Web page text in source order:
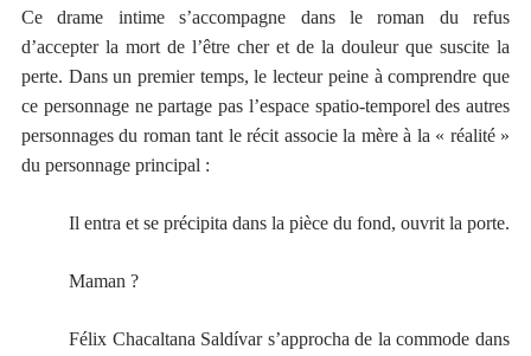
Ce drame intime s’accompagne dans le roman du refus
d’accepter la mort de l’être cher et de la douleur que suscite la
perte. Dans un premier temps, le lecteur peine à comprendre que
ce personnage ne partage pas l’espace spatio-temporel des autres
personnages du roman tant le récit associe la mère à la « réalité »
du personnage principal :
Il entra et se précipita dans la pièce du fond, ouvrit la porte.
Maman ?
Félix Chacaltana Saldívar s’approcha de la commode dans